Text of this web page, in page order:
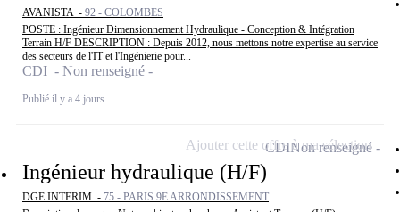
AVANISTA - 92 - COLOMBES
POSTE : Ingénieur Dimensionnement Hydraulique - Conception & Intégration
Terrain H/F DESCRIPTION : Depuis 2012, nous mettons notre expertise au service
des secteurs de l'IT et l'Ingénierie pour...
CDI - Non renseigné
Publié il y a 4 jours
Ingénieur hydraulique (H/F)
DGE INTERIM - 75 - PARIS 9E ARRONDISSEMENT
CDINon renseigné
Ajouter cette offre à ma sélection